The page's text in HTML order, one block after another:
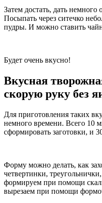
Затем достать, дать немного
Посыпать через ситечко
пудры. И можно ставить
Будет очень вкусно!
Вкусная
скорую руку без
Для приготовления таких
немного времени. Всего 10
сформировать заготовки, и
Форму можно делать, как
четвертинки,
формируем при помощи
вырезаем при помощи